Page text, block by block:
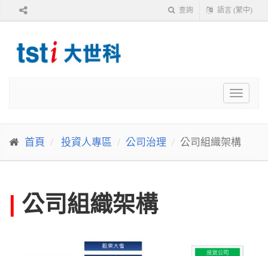
查詢 語言 (繁中)
Toggle
首頁 投資人專區 公司治理 公司組織架構
| 公司組織架構